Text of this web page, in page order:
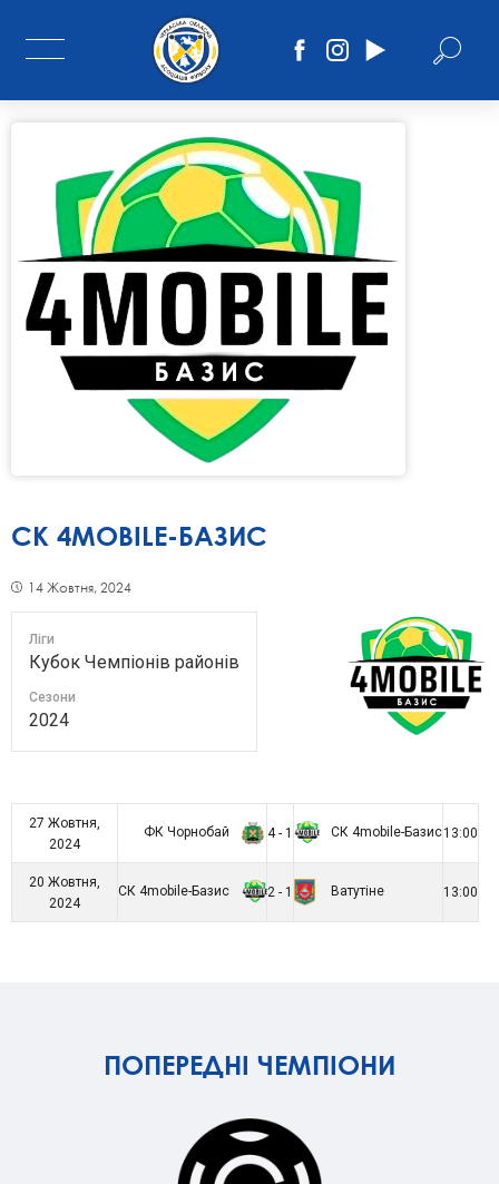
СК 4MOBILE-БАЗИС
14 Жовтня, 2024
Ліги
Кубок Чемпіонів районів
Сезони
2024
27 Жовтня,
2024
ФК Чорнобай 4 - 1 СК 4mobile-Базис13:00
20 Жовтня,
2024
СК 4mobile-Базис 2 - 1 Ватутіне 13:00
ПОПЕРЕДНІ ЧЕМПІОНИ